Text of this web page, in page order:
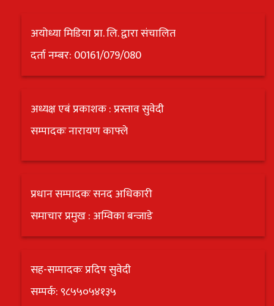
अयोध्या मिडिया प्रा. लि. द्वारा संचालित
दर्ता नम्बर: 00161/079/080
अध्यक्ष एबं प्रकाशक : प्रस्ताव सुवेदी
सम्पादकः नारायण काफ्ले
प्रधान सम्पादकः सनद अधिकारी
समाचार प्रमुख : अम्विका बन्जाडे
सह-सम्पादकः प्रदिप सुवेदी
सम्पर्क: ९८५५०५४१३५